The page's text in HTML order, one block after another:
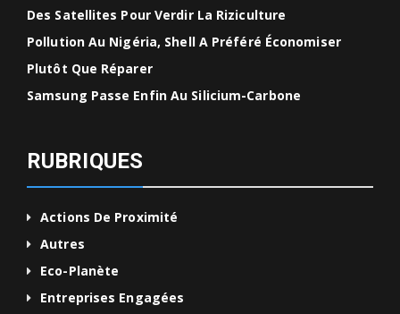
Des Satellites Pour Verdir La Riziculture
Pollution Au Nigéria, Shell A Préféré Économiser
Plutôt Que Réparer
Samsung Passe Enfin Au Silicium-Carbone
RUBRIQUES
Actions De Proximité
Autres
Eco-Planète
Entreprises Engagées